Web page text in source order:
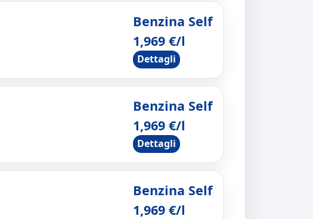
Benzina Self
1,969 €/l
Dettagli
Benzina Self
1,969 €/l
Dettagli
Benzina Self
1,969 €/l